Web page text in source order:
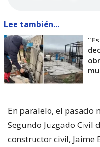
Lee también...
En paralelo, el pasado
Segundo Juzgado Civil
constructor civil, Jaime